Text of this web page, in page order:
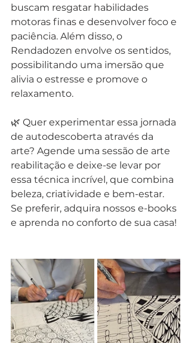
buscam resgatar habilidades
motoras finas e desenvolver foco e
paciência. Além disso, o
Rendadozen envolve os sentidos,
possibilitando uma imersão que
alivia o estresse e promove o
relaxamento.
🌿 Quer experimentar essa jornada
de autodescoberta através da
arte? Agende uma sessão de arte
reabilitação e deixe-se levar por
essa técnica incrível, que combina
beleza, criatividade e bem-estar.
Se preferir, adquira nossos e-books
e aprenda no conforto de sua casa!